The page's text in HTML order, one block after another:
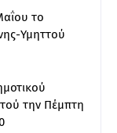
το
Υμηττού
την Πέμπτη